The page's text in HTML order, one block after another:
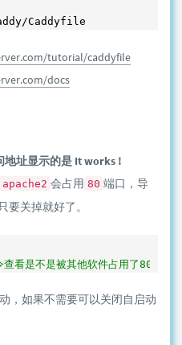
tutorial/caddyfile
docs
地址显示的是 It works !
apache2 会占用 80 端口，导
要关掉就好了。
看是不是被其他软件占用了80端口
，如果不需要可以关闭自启动